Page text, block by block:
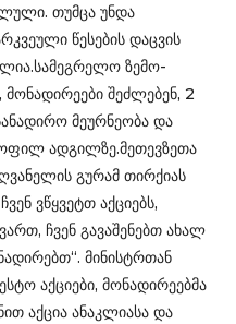
თუმცა უნდა
წესების დაცვის
ზემო-
შეძლებენ, 2
მეურნეობა და
ადგილზე.მეთევზეთა
გურამ თირქიას
ვწყვეტთ აქციებს,
ჩვენ გავაშენებთ ახალ
მინისტრთან
აქციები, მონადირეებმა
აქცია ანაკლიასა და